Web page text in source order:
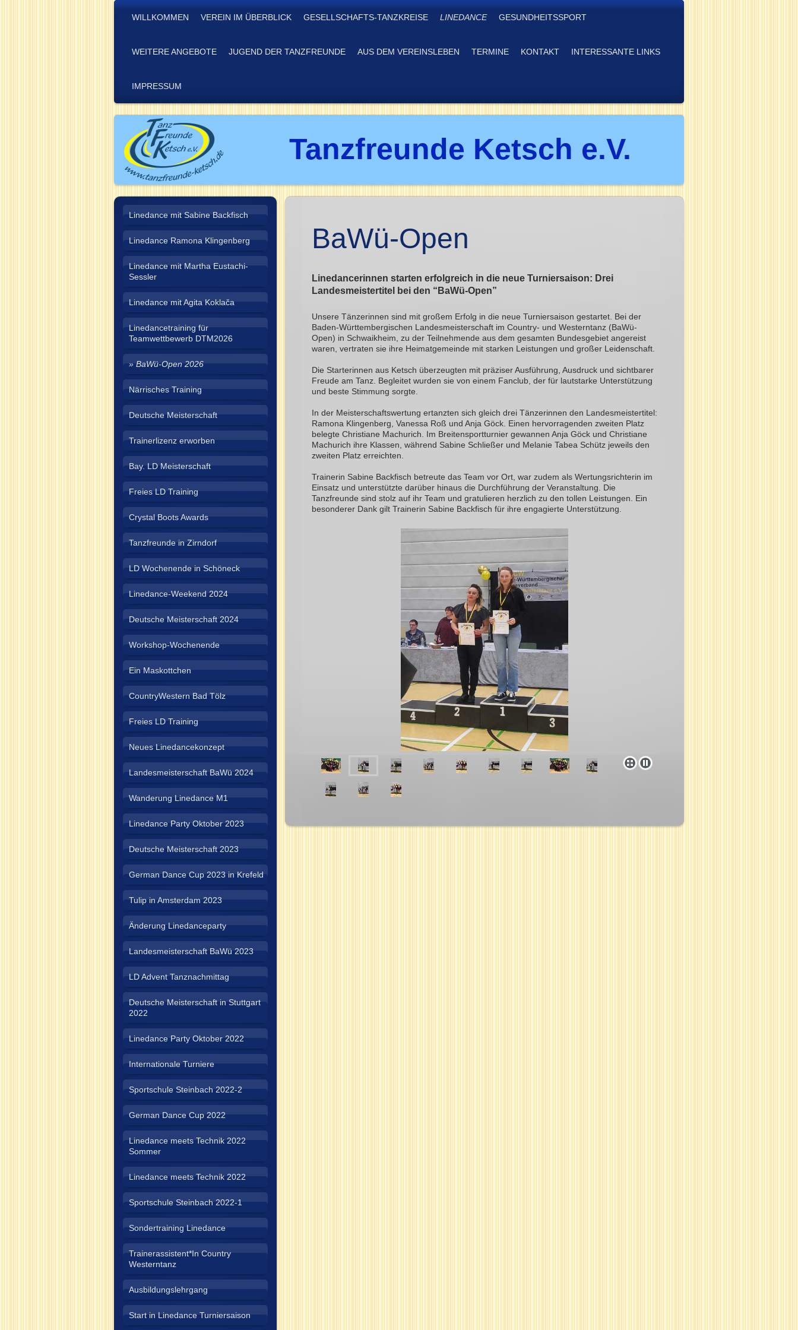
WILLKOMMEN VEREIN IM ÜBERBLICK GESELLSCHAFTS-TANZKREISE LINEDANCE GESUNDHEITSSPORT
WEITERE ANGEBOTE JUGEND DER TANZFREUNDE AUS DEM VEREINSLEBEN TERMINE KONTAKT INTERESSANTE LINKS
IMPRESSUM
Tanzfreunde Ketsch e.V.
BaWü-Open
Linedancerinnen starten erfolgreich in die neue Turniersaison: Drei
Landesmeistertitel bei den “BaWü-Open”
Unsere Tänzerinnen sind mit großem Erfolg in die neue Turniersaison gestartet. Bei der
Baden-Württembergischen Landesmeisterschaft im Country- und Westerntanz (BaWü-
Open) in Schwaikheim, zu der Teilnehmende aus dem gesamten Bundesgebiet angereist
waren, vertraten sie ihre Heimatgemeinde mit starken Leistungen und großer Leidenschaft.
Die Starterinnen aus Ketsch überzeugten mit präziser Ausführung, Ausdruck und sichtbarer
Freude am Tanz. Begleitet wurden sie von einem Fanclub, der für lautstarke Unterstützung
und beste Stimmung sorgte.
In der Meisterschaftswertung ertanzten sich gleich drei Tänzerinnen den Landesmeistertitel:
Ramona Klingenberg, Vanessa Roß und Anja Göck. Einen hervorragenden zweiten Platz
belegte Christiane Machurich. Im Breitensportturnier gewannen Anja Göck und Christiane
Machurich ihre Klassen, während Sabine Schließer und Melanie Tabea Schütz jeweils den
zweiten Platz erreichten.
Trainerin Sabine Backfisch betreute das Team vor Ort, war zudem als Wertungsrichterin im
Einsatz und unterstützte darüber hinaus die Durchführung der Veranstaltung. Die
Tanzfreunde sind stolz auf ihr Team und gratulieren herzlich zu den tollen Leistungen. Ein
besonderer Dank gilt Trainerin Sabine Backfisch für ihre engagierte Unterstützung.
Linedance mit Sabine Backfisch
Linedance Ramona Klingenberg
Linedance mit Martha Eustachi-
Sessler
Linedance mit Agita Koklača
Linedancetraining für
Teamwettbewerb DTM2026
BaWü-Open 2026
Närrisches Training
Deutsche Meisterschaft
Trainerlizenz erworben
Bay. LD Meisterschaft
Freies LD Training
Crystal Boots Awards
Tanzfreunde in Zirndorf
LD Wochenende in Schöneck
Linedance-Weekend 2024
Deutsche Meisterschaft 2024
Workshop-Wochenende
Ein Maskottchen
CountryWestern Bad Tölz
Freies LD Training
Neues Linedancekonzept
Landesmeisterschaft BaWü 2024
Wanderung Linedance M1
Linedance Party Oktober 2023
Deutsche Meisterschaft 2023
German Dance Cup 2023 in Krefeld
Tulip in Amsterdam 2023
Änderung Linedanceparty
Landesmeisterschaft BaWü 2023
LD Advent Tanznachmittag
Deutsche Meisterschaft in Stuttgart
2022
Linedance Party Oktober 2022
Internationale Turniere
Sportschule Steinbach 2022-2
German Dance Cup 2022
Linedance meets Technik 2022
Sommer
Linedance meets Technik 2022
Sportschule Steinbach 2022-1
Sondertraining Linedance
Trainerassistent*In Country
Westerntanz
Ausbildungslehrgang
Start in Linedance Turniersaison